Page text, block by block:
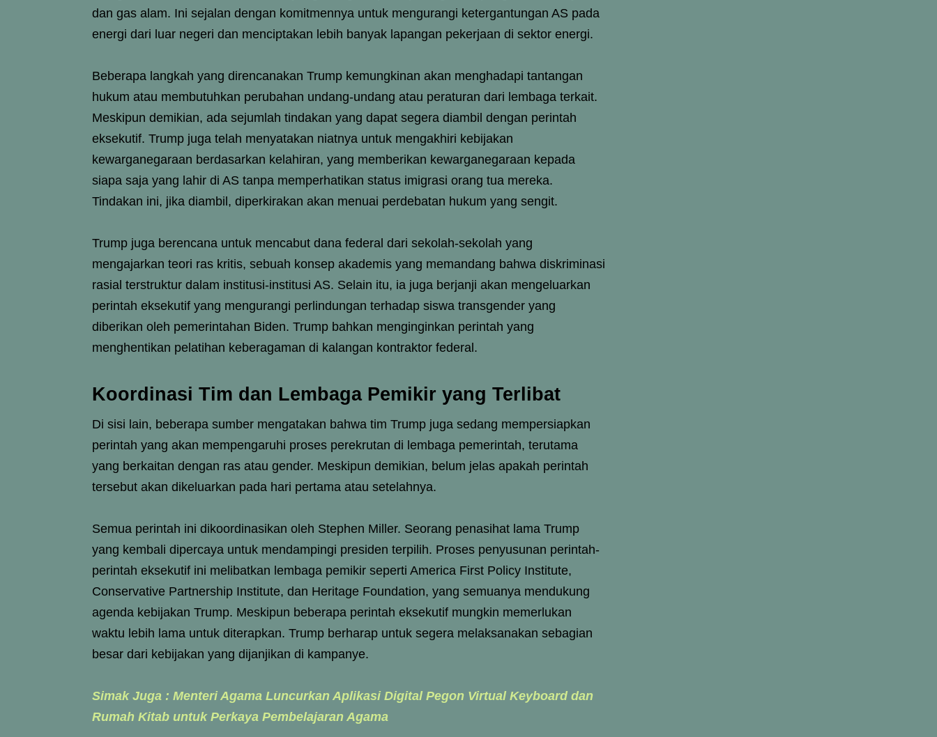
dan gas alam. Ini sejalan dengan komitmennya untuk mengurangi ketergantungan AS pada
energi dari luar negeri dan menciptakan lebih banyak lapangan pekerjaan di sektor energi.
Beberapa langkah yang direncanakan Trump kemungkinan akan menghadapi tantangan
hukum atau membutuhkan perubahan undang-undang atau peraturan dari lembaga terkait.
Meskipun demikian, ada sejumlah tindakan yang dapat segera diambil dengan perintah
eksekutif. Trump juga telah menyatakan niatnya untuk mengakhiri kebijakan
kewarganegaraan berdasarkan kelahiran, yang memberikan kewarganegaraan kepada
siapa saja yang lahir di AS tanpa memperhatikan status imigrasi orang tua mereka.
Tindakan ini, jika diambil, diperkirakan akan menuai perdebatan hukum yang sengit.
Trump juga berencana untuk mencabut dana federal dari sekolah-sekolah yang
mengajarkan teori ras kritis, sebuah konsep akademis yang memandang bahwa diskriminasi
rasial terstruktur dalam institusi-institusi AS. Selain itu, ia juga berjanji akan mengeluarkan
perintah eksekutif yang mengurangi perlindungan terhadap siswa transgender yang
diberikan oleh pemerintahan Biden. Trump bahkan menginginkan perintah yang
menghentikan pelatihan keberagaman di kalangan kontraktor federal.
Koordinasi Tim dan Lembaga Pemikir yang Terlibat
Di sisi lain, beberapa sumber mengatakan bahwa tim Trump juga sedang mempersiapkan
perintah yang akan mempengaruhi proses perekrutan di lembaga pemerintah, terutama
yang berkaitan dengan ras atau gender. Meskipun demikian, belum jelas apakah perintah
tersebut akan dikeluarkan pada hari pertama atau setelahnya.
Semua perintah ini dikoordinasikan oleh Stephen Miller. Seorang penasihat lama Trump
yang kembali dipercaya untuk mendampingi presiden terpilih. Proses penyusunan perintah-
perintah eksekutif ini melibatkan lembaga pemikir seperti America First Policy Institute,
Conservative Partnership Institute, dan Heritage Foundation, yang semuanya mendukung
agenda kebijakan Trump. Meskipun beberapa perintah eksekutif mungkin memerlukan
waktu lebih lama untuk diterapkan. Trump berharap untuk segera melaksanakan sebagian
besar dari kebijakan yang dijanjikan di kampanye.
Simak Juga : Menteri Agama Luncurkan Aplikasi Digital Pegon Virtual Keyboard dan
Rumah Kitab untuk Perkaya Pembelajaran Agama